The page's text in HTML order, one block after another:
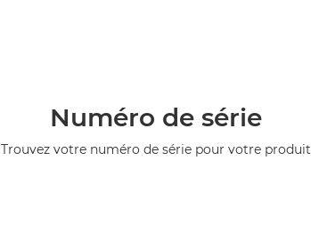
Numéro de série
Trouvez votre numéro de série pour votre produit